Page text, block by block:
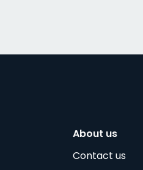
About us
Contact us